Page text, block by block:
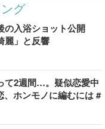
グ
の入浴ショット公開
麗」と反響
て2週間…。疑似恋愛中
ホンモノに編むには #